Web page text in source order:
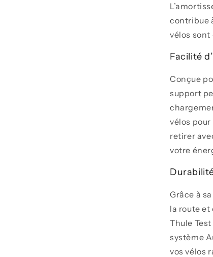
contribue
vélos sont
Facilité
Conçue
support
vélos
retirer
votre
Grâce à
la route et
Thule
système
vos vélos